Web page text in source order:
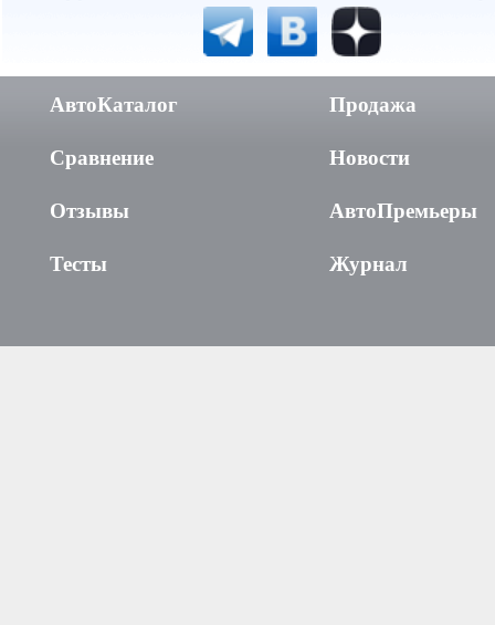
АвтоКаталог
Сравнение
Отзывы
Тесты
Продажа
Новости
АвтоПремьеры
Журнал